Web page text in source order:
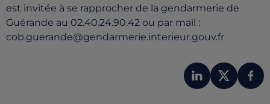
est invitée à se rapprocher de la gendarmerie de
Guérande au 02.40.24.90.42 ou par mail :
cob.guerande@gendarmerie.interieur.gouv.fr